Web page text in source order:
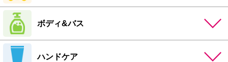
ボディ&バス
ハンドケア